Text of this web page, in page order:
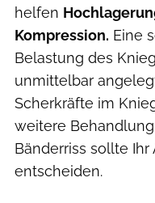
helfen
Kompression. Eine
Belastung des
unmittelbar
Scherkräfte im
weitere
Bänderriss sollte Ihr
entscheiden.